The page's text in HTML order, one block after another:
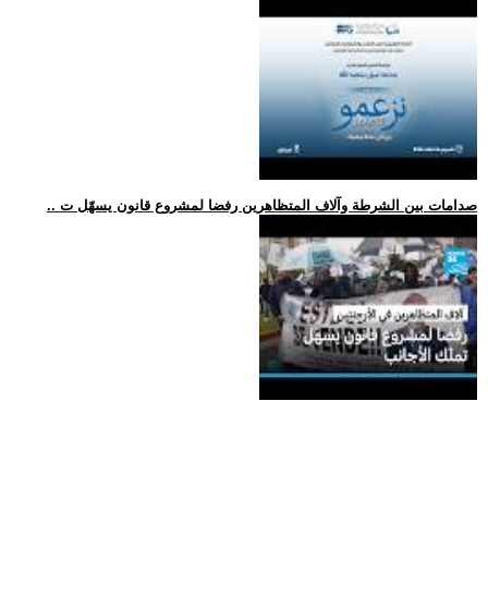
.. صدامات بين الشرطة وآلاف المتظاهرين رفضا لمشروع قانون يسهّل ت